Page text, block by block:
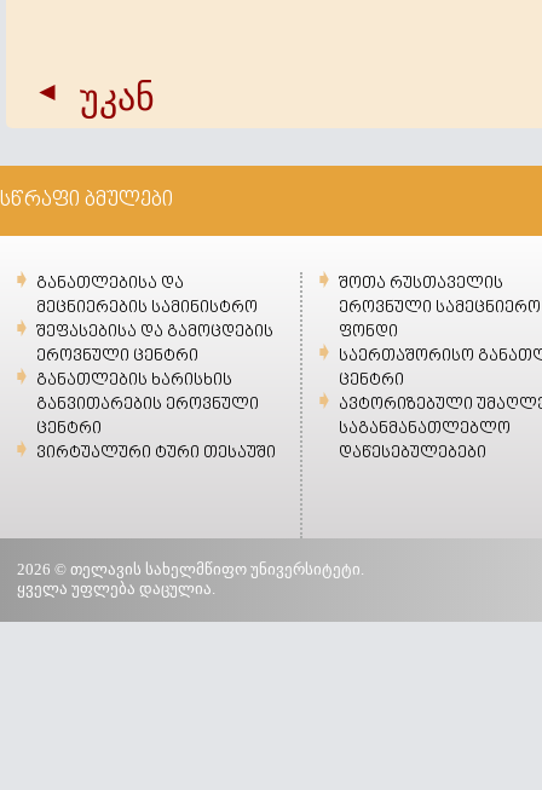
უკან
სწრაფი ბმულები
განათლებისა და
მეცნიერების სამინისტრო
შეფასებისა და გამოცდების
ეროვნული ცენტრი
განათლების ხარისხის
განვითარების ეროვნული
ცენტრი
ვირტუალური ტური თესაუში
შოთა რუსთაველის
ეროვნული სამეცნიერო
ფონდი
საერთაშორისო
ცენტრი
ავტორიზებული
საგანმანათლებლო
დაწესებულებები
2026 © თელავის სახელმწიფო უნივერსიტეტი.
ყველა უფლება დაცულია.